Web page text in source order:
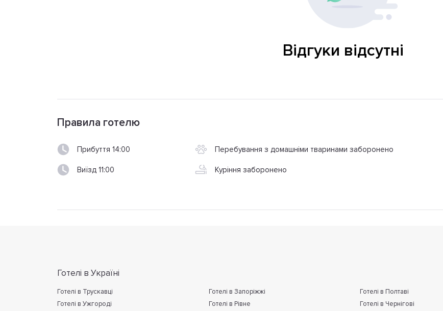
Відгуки відсутні
Правила готелю
Прибуття 14:00
Виїзд 11:00
Перебування з домашніми тваринами заборонено
Куріння заборонено
Готелі в Україні
Готелі в Трускавці Готелі в Запоріжжі
Готелі в Полтаві
Готелі в Ужгороді
Готелі в Рівне
Готелі в Чернігові